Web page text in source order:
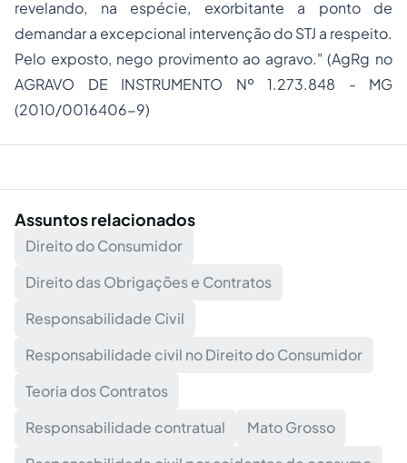
revelando, na espécie, exorbitante a ponto de
demandar a excepcional intervenção do STJ a respeito.
Pelo exposto, nego provimento ao agravo." (AgRg no
AGRAVO DE INSTRUMENTO Nº 1.273.848 - MG
(2010/0016406-9)
Assuntos relacionados
Direito do Consumidor
Direito das Obrigações e Contratos
Responsabilidade Civil
Responsabilidade civil no Direito do Consumidor
Teoria dos Contratos
Responsabilidade contratual
Mato Grosso